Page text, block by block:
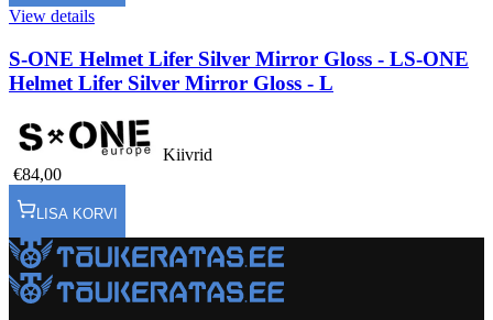
View details
S-ONE Helmet Lifer Silver Mirror Gloss - LS-ONE
Helmet Lifer Silver Mirror Gloss - L
Kiivrid
€84,00
LISA KORVI